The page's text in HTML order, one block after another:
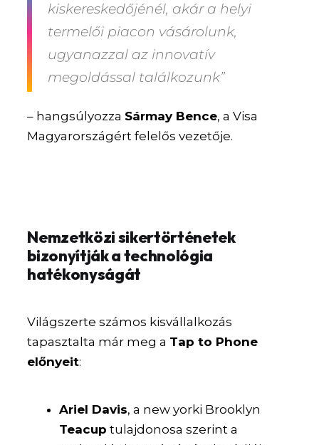
kiskereskedőjénél, akár a helyi
termelői piacon vásárolunk,
ugyanazzal az innovatív
megoldással találkozunk”
– hangsúlyozza Sármay Bence, a Visa
Magyarországért felelős vezetője.
Nemzetközi sikertörténetek
bizonyítják a technológia
hatékonyságát
Világszerte számos kisvállalkozás
tapasztalta már meg a Tap to Phone
előnyeit:
Ariel Davis, a new yorki Brooklyn
Teacup tulajdonosa szerint a